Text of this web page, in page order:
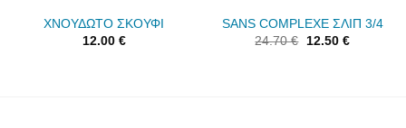
ΧΝΟΥΔΩΤΟ ΣΚΟΥΦΙ
12.00 €
SANS COMPLEXE ΣΛΙΠ 3/4
24.70€ 12.50 €